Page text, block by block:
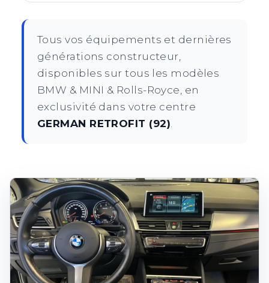
Tous vos équipements et dernières
générations constructeur,
disponibles sur tous les modèles
BMW & MINI & Rolls-Royce, en
exclusivité dans votre centre
GERMAN RETROFIT (92).